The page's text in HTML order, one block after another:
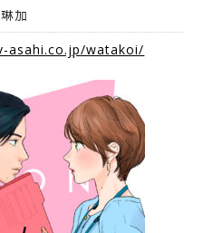
加
asahi.co.jp/watakoi/